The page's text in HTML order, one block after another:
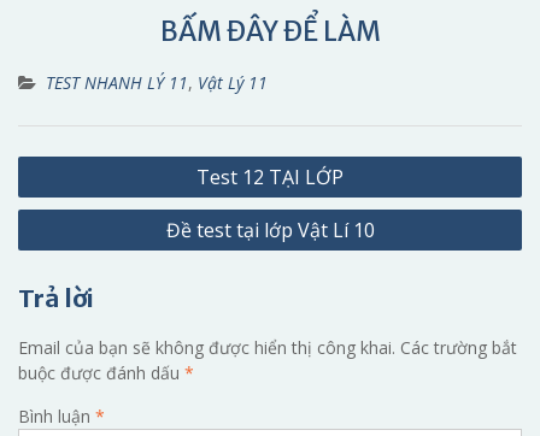
BẤM ĐÂY ĐỂ LÀM
TEST NHANH LÝ 11, Vật Lý 11
Điều
hướng
Test 12 TẠI LỚP
Đề test tại lớp Vật Lí 10
Trả lời
Email của bạn sẽ không được hiển thị công khai. Các trường bắt
buộc được đánh dấu *
Bình luận *